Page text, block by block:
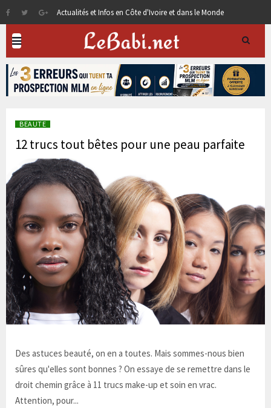
Actualités et Infos en Côte d'Ivoire et dans le Monde
BEAUTE
12 trucs tout bêtes pour une peau parfaite
Des astuces beauté, on en a toutes. Mais sommes-nous bien
sûres qu'elles sont bonnes ? On essaye de se remettre dans le
droit chemin grâce à 11 trucs make-up et soin en vrac.
Attention, pour...